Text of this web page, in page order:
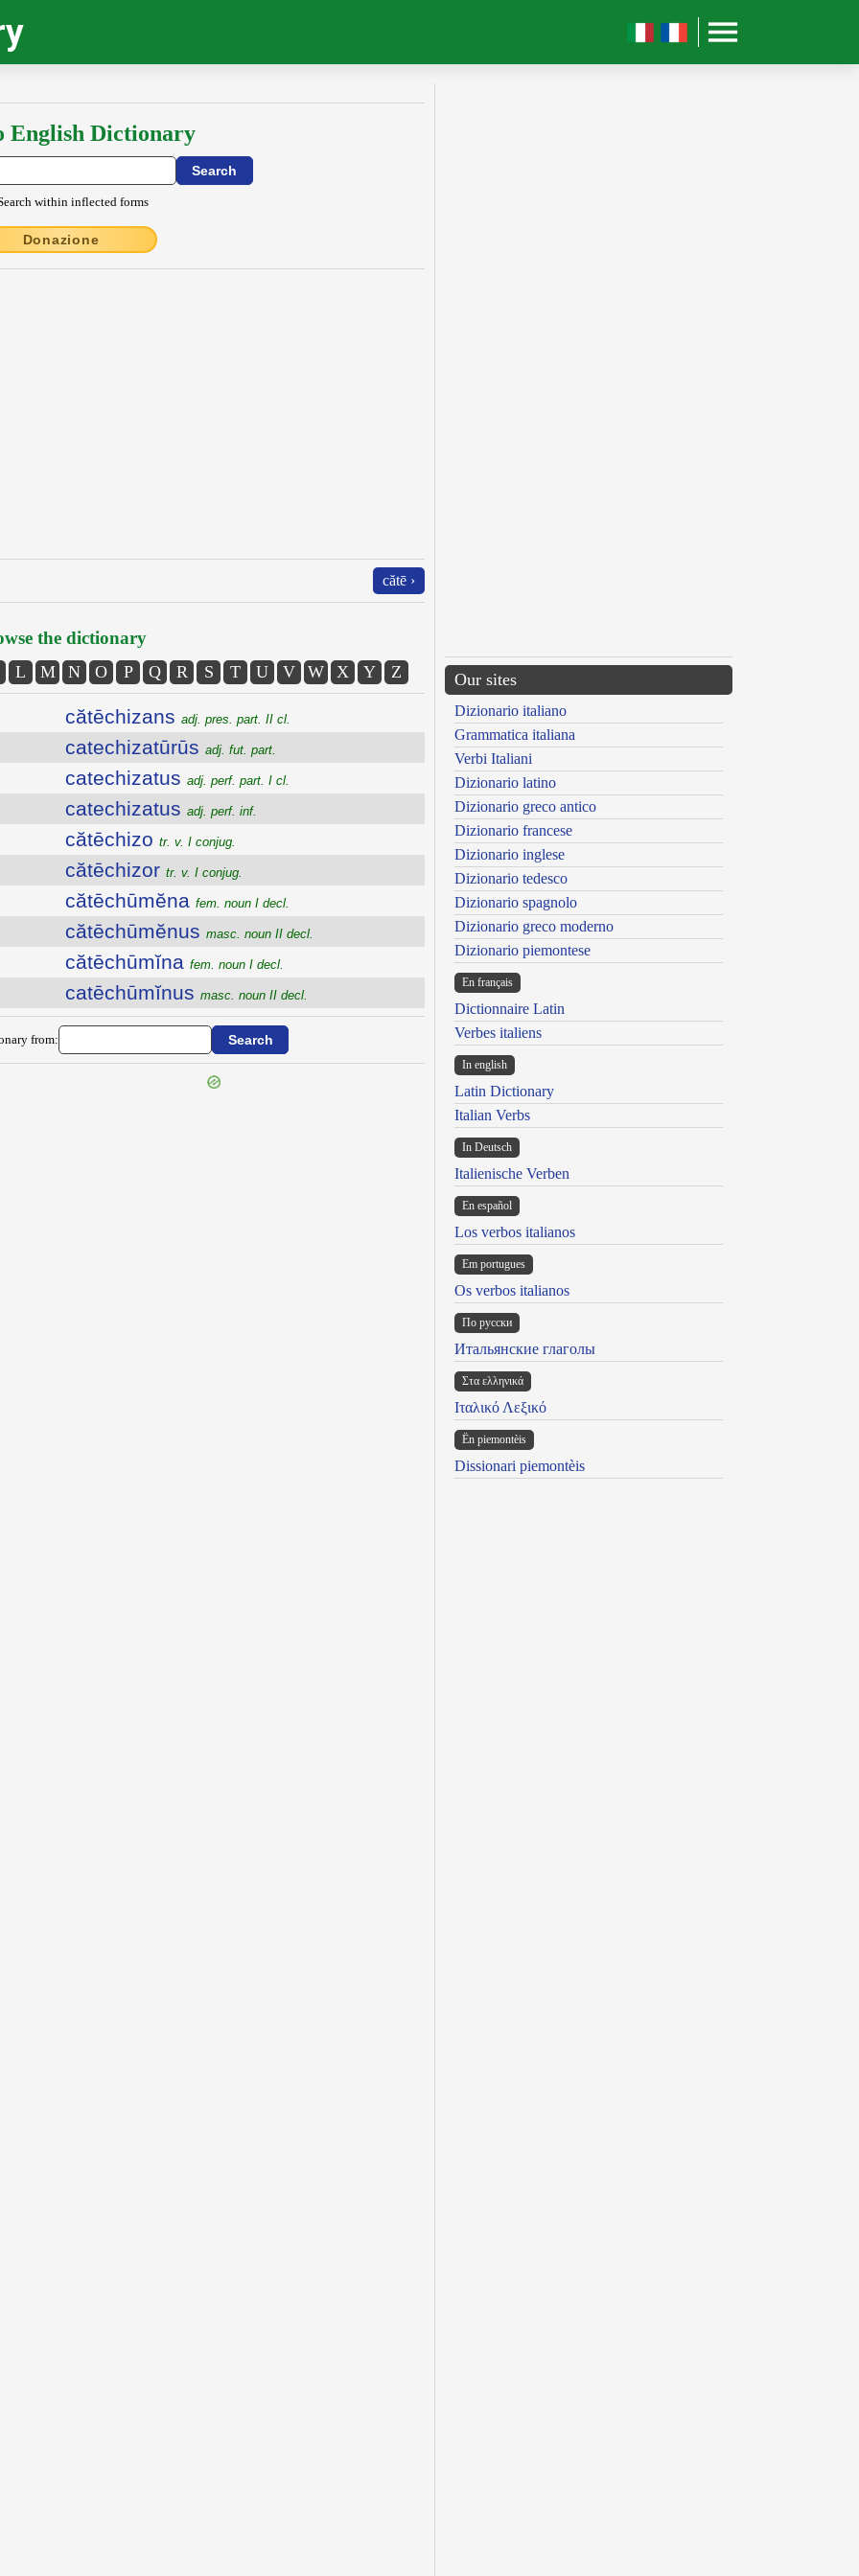
English Dictionary
within inflected forms
Donazione
cătē ›
the dictionary
L M N O P Q R S T U V W X Y Z
cătēchizans adj. pres. part. II cl.
catechizatūrūs adj. fut. part.
catechizatus adj. perf. part. I cl.
catechizatus adj. perf. inf.
cătēchizo tr. v. I conjug.
cătēchizor tr. v. I conjug.
cătēchūmĕna fem. noun I decl.
cătēchūmĕnus masc. noun II decl.
cătēchūmĭna fem. noun I decl.
catēchūmĭnus masc. noun II decl.
from:
Our sites
Dizionario italiano
Grammatica italiana
Verbi Italiani
Dizionario latino
Dizionario greco antico
Dizionario francese
Dizionario inglese
Dizionario tedesco
Dizionario spagnolo
Dizionario greco moderno
Dizionario piemontese
En français
Dictionnaire Latin
Verbes italiens
In english
Latin Dictionary
Italian Verbs
In Deutsch
Italienische Verben
En español
Los verbos italianos
Em portugues
Os verbos italianos
По русски
Итальянские глаголы
Στα ελληνικά
Ιταλικό Λεξικό
Ën piemontèis
Dissionari piemontèis